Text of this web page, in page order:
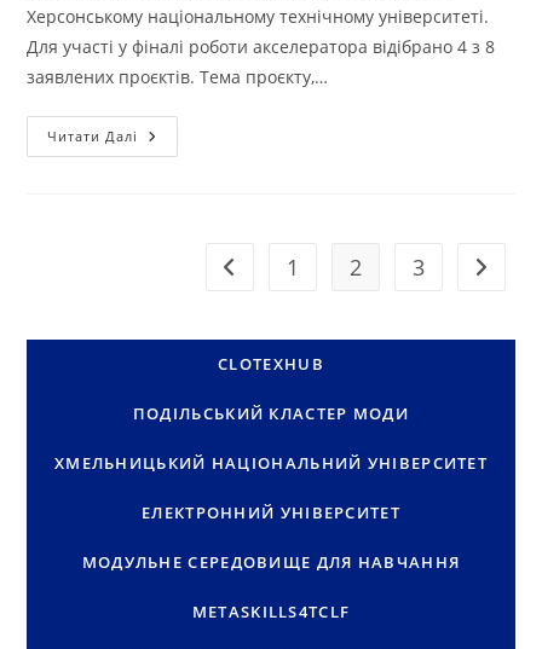
Херсонському національному технічному університеті.
Для участі у фіналі роботи акселератора відібрано 4 з 8
заявлених проєктів. Тема проєкту,…
Читати Далі ПЕРЕМОГА
СТАРТАПУ
АКСЕЛЕРАЦІЇ
UMIDO/GEFПерейти до попередньої сторінки
1 2 3
CLOTEXHUB
ПОДІЛЬСЬКИЙ КЛАСТЕР МОДИ
ХМЕЛЬНИЦЬКИЙ НАЦІОНАЛЬНИЙ УНІВЕРСИТЕТ
ЕЛЕКТРОННИЙ УНІВЕРСИТЕТ
МОДУЛЬНЕ СЕРЕДОВИЩЕ ДЛЯ НАВЧАННЯ
METASKILLS4TCLF